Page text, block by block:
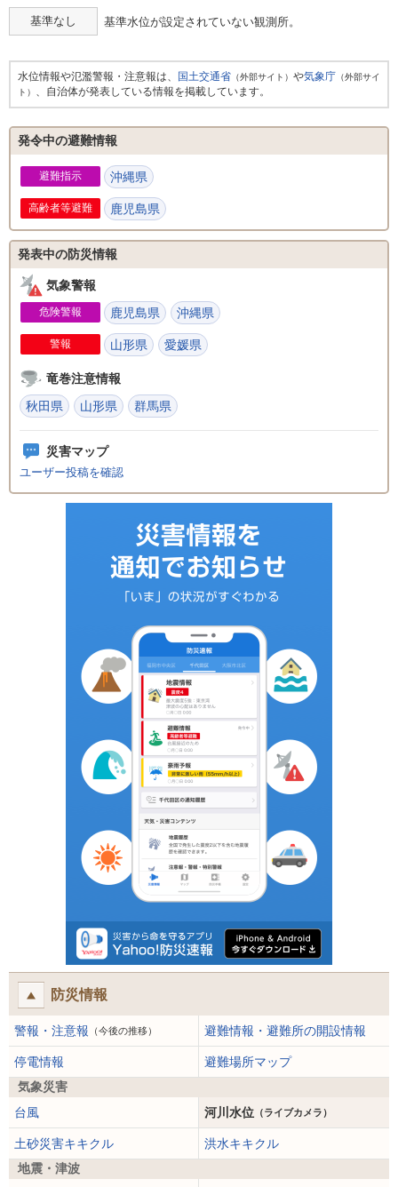
基準なし 基準水位が設定されていない観測所。
水位情報や氾濫警報・注意報は、 国土交通省 （外部サイト） や気象庁 （外部サイ
ト） 、自治体が発表している情報を掲載しています。
発令中の避難情報
避難指示 沖縄県
高齢者等避難 鹿児島県
発表中の防災情報
気象警報
危険警報 鹿児島県 沖縄県
警報 山形県 愛媛県
竜巻注意情報
秋田県
山形県 群馬県
災害マップ
ユーザー投稿を確認
防災情報
警報・注意報 （今後の推移） 避難情報・避難所の開設情報
停電情報
避難場所マップ
気象災害
台風
河川水位 （ライブカメラ）
土砂災害キキクル
洪水キキクル
地震・津波